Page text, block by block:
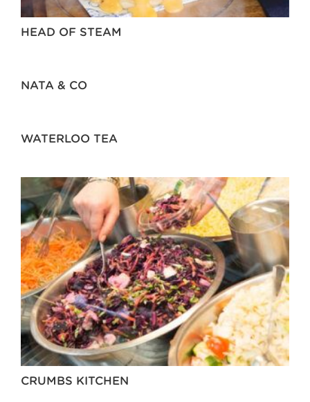
HEAD OF STEAM
NATA & CO
WATERLOO TEA
CRUMBS KITCHEN